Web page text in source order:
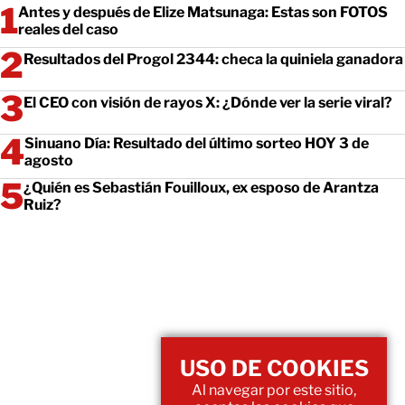
Antes y después de Elize Matsunaga: Estas son FOTOS
reales del caso
Resultados del Progol 2344: checa la quiniela ganadora
El CEO con visión de rayos X: ¿Dónde ver la serie viral?
Sinuano Día: Resultado del último sorteo HOY 3 de
agosto
¿Quién es Sebastián Fouilloux, ex esposo de Arantza
Ruiz?
USO DE COOKIES
Al navegar por este sitio,